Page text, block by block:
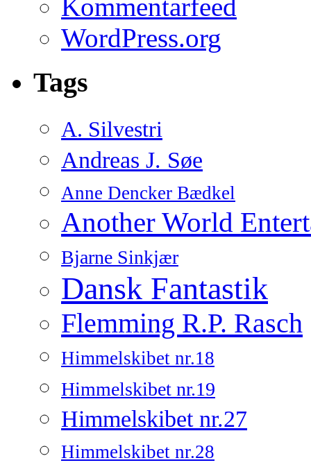
Kommentarfeed
WordPress.org
Tags
A. Silvestri
Andreas J. Søe
Anne Dencker Bædkel
Another World
Bjarne Sinkjær
Dansk Fantastik
Flemming R.P. Rasch
Himmelskibet nr.18
Himmelskibet nr.19
Himmelskibet nr.27
Himmelskibet nr.28